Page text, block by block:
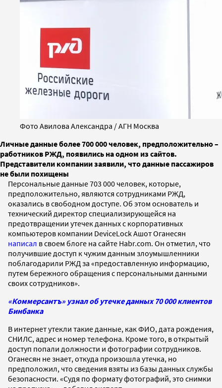
Фото Авилова Александра / АГН Москва
Личные данные более 700 000 человек, предположительно –
работников РЖД, появились на одном из сайтов.
Представители компании заявили, что данные пассажиров
не были похищены
Персональные данные 703 000 человек, которые,
предположительно, являются сотрудниками РЖД,
оказались в свободном доступе. Об этом основатель и
технический директор специализирующейся на
предотвращении утечек данных с корпоративных
компьютеров компании DeviceLock Ашот Оганесян
написал в своем блоге на сайте Habr.com. Он отметил, что
получившие доступ к чужим данным злоумышленники
поблагодарили РЖД за «предоставленную информацию,
путем бережного обращения с персональными данными
своих сотрудников».
«Коммерсантъ» узнал об утечке данных 70 000 клиентов
Бинбанка
В интернет утекли такие данные, как ФИО, дата рождения,
СНИЛС, адрес и номер телефона. Кроме того, в открытый
доступ попали должности и фотографии сотрудников.
Оганесян не знает, откуда произошла утечка, но
предположил, что сведения взяты из базы данных службы
безопасности. «Судя по формату фотографий, это снимки